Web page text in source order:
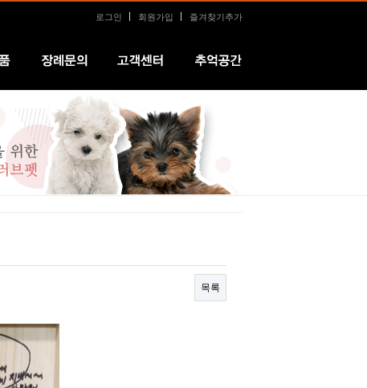
로그인 회원가입 즐겨찾기추가
장례문의 커뮤니티 추억공간
목록